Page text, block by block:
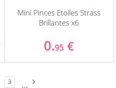
Mini Pinces Etoiles Strass
Brillantes x6
0.95 €
3 ...